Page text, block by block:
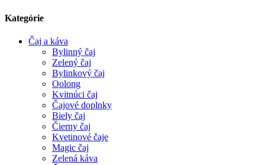
Kategórie
Čaj a káva
Bylinný čaj
Zelený čaj
Bylinkový čaj
Oolong
Kvitnúci čaj
Čajové doplnky
Biely čaj
Čierny čaj
Kvetinové čaje
Magic čaj
Zelená káva